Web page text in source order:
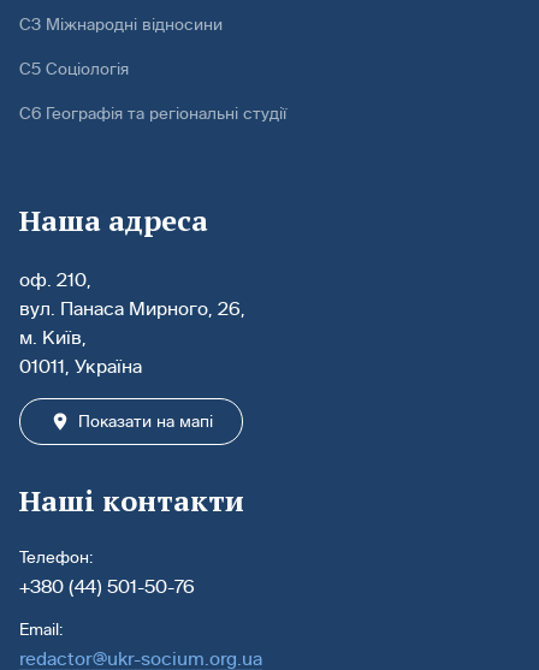
С3 Міжнародні відносини
С5 Соціологія
С6 Географія та регіональні студії
Наша адреса
оф. 210,
вул. Панаса Мирного, 26,
м. Київ,
01011, Україна
Показати на мапі
Наші контакти
Телефон:
+380 (44) 501-50-76
Email:
redactor@ukr-socium.org.ua